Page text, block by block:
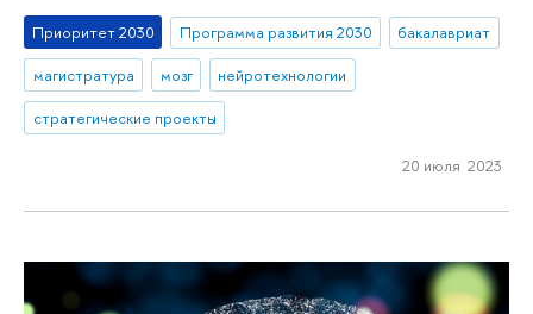
Приоритет 2030 Программа развития 2030
бакалавриат
магистратура
мозг
нейротехнологии
стратегические проекты
20 июля 2023